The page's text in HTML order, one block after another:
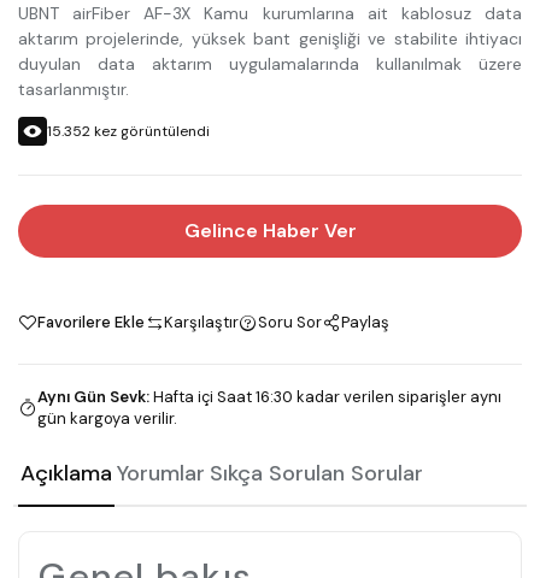
UBNT airFiber AF-3X Kamu kurumlarına ait kablosuz data
aktarım projelerinde, yüksek bant genişliği ve stabilite ihtiyacı
duyulan data aktarım uygulamalarında kullanılmak üzere
tasarlanmıştır.
15.352kez görüntülendi
Gelince Haber Ver
Favorilere Ekle Karşılaştır Soru Sor Paylaş
Aynı Gün Sevk:Hafta içi Saat 16:30 kadar verilen siparişler aynı
gün kargoya verilir.
Açıklama Yorumlar Sıkça Sorulan Sorular